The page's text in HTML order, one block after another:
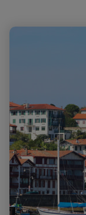
Charme et